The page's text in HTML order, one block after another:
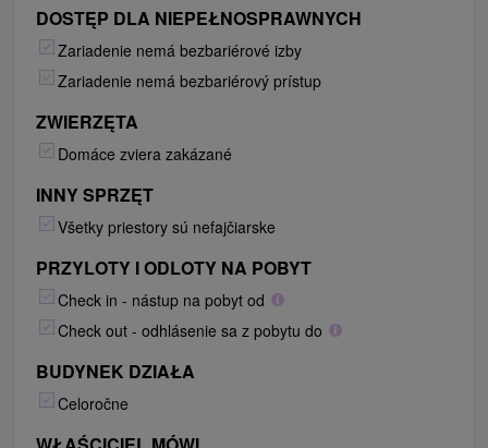
DOSTĘP DLA NIEPEŁNOSPRAWNYCH
Zariadenie nemá bezbariérové izby
Zariadenie nemá bezbariérový prístup
ZWIERZĘTA
Domáce zviera zakázané
INNY SPRZĘT
Všetky priestory sú nefajčiarske
PRZYLOTY I ODLOTY NA POBYT
Check in - nástup na pobyt od
Check out - odhlásenie sa z pobytu do
BUDYNEK DZIAŁA
Celoročne